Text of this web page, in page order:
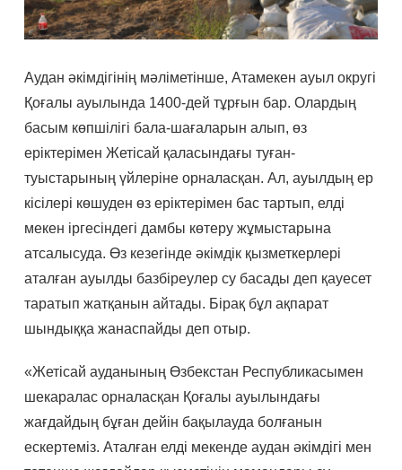
Аудан әкімдігінің мәліметінше, Атамекен ауыл округі
Қоғалы ауылында 1400-дей тұрғын бар. Олардың
басым көпшілігі бала-шағаларын алып, өз
еріктерімен Жетісай қаласындағы туған-
туыстарының үйлеріне орналасқан. Ал, ауылдың ер
кісілері көшуден өз еріктерімен бас тартып, елді
мекен іргесіндегі дамбы көтеру жұмыстарына
атсалысуда. Өз кезегінде әкімдік қызметкерлері
аталған ауылды базбіреулер су басады деп қауесет
таратып жатқанын айтады. Бірақ бұл ақпарат
шындыққа жанаспайды деп отыр.
«Жетісай ауданының Өзбекстан Республикасымен
шекаралас орналасқан Қоғалы ауылындағы
жағдайдың бұған дейін бақылауда болғанын
ескертеміз. Аталған елді мекенде аудан әкімдігі мен